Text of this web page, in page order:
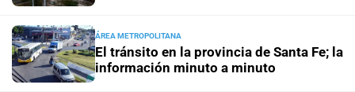
choque múltiple en Villa Crespo
ÁREA METROPOLITANA
El tránsito en la provincia de Santa Fe; la
información minuto a minuto